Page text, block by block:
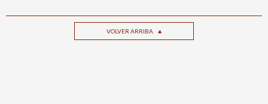
VOLVER ARRIBA